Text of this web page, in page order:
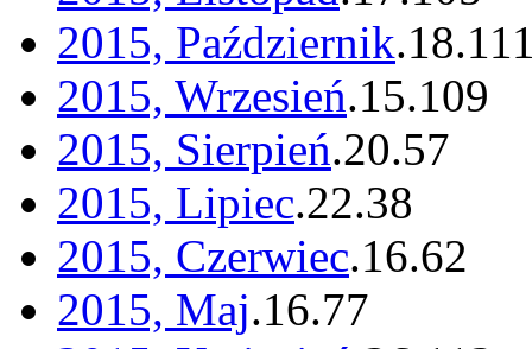
2015, Październik.18.
2015, Wrzesień.15.109
2015, Sierpień.20.57
2015, Lipiec.22.38
2015, Czerwiec.16.62
2015, Maj.16.77